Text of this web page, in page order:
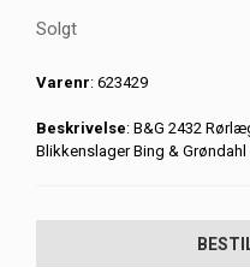
Solgt
Varenr: 623429
Beskrivelse: B&G 2432
Blikkenslager Bing & Grøndahl